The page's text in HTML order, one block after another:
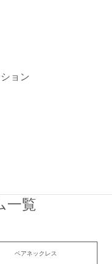
ョン
一覧
ペアネックレス